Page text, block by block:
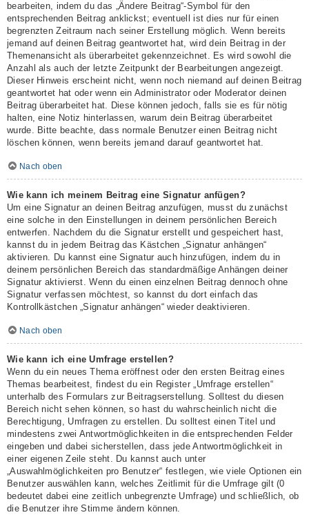
bearbeiten, indem du das „Ändere Beitrag“-Symbol für den
entsprechenden Beitrag anklickst; eventuell ist dies nur für einen
begrenzten Zeitraum nach seiner Erstellung möglich. Wenn bereits
jemand auf deinen Beitrag geantwortet hat, wird dein Beitrag in der
Themenansicht als überarbeitet gekennzeichnet. Es wird sowohl die
Anzahl als auch der letzte Zeitpunkt der Bearbeitungen angezeigt.
Dieser Hinweis erscheint nicht, wenn noch niemand auf deinen Beitrag
geantwortet hat oder wenn ein Administrator oder Moderator deinen
Beitrag überarbeitet hat. Diese können jedoch, falls sie es für nötig
halten, eine Notiz hinterlassen, warum dein Beitrag überarbeitet
wurde. Bitte beachte, dass normale Benutzer einen Beitrag nicht
löschen können, wenn bereits jemand darauf geantwortet hat.
Nach oben
Wie kann ich meinem Beitrag eine Signatur anfügen?
Um eine Signatur an deinen Beitrag anzufügen, musst du zunächst
eine solche in den Einstellungen in deinem persönlichen Bereich
entwerfen. Nachdem du die Signatur erstellt und gespeichert hast,
kannst du in jedem Beitrag das Kästchen „Signatur anhängen“
aktivieren. Du kannst eine Signatur auch hinzufügen, indem du in
deinem persönlichen Bereich das standardmäßige Anhängen deiner
Signatur aktivierst. Wenn du einen einzelnen Beitrag dennoch ohne
Signatur verfassen möchtest, so kannst du dort einfach das
Kontrollkästchen „Signatur anhängen“ wieder deaktivieren.
Nach oben
Wie kann ich eine Umfrage erstellen?
Wenn du ein neues Thema eröffnest oder den ersten Beitrag eines
Themas bearbeitest, findest du ein Register „Umfrage erstellen“
unterhalb des Formulars zur Beitragserstellung. Solltest du diesen
Bereich nicht sehen können, so hast du wahrscheinlich nicht die
Berechtigung, Umfragen zu erstellen. Du solltest einen Titel und
mindestens zwei Antwortmöglichkeiten in die entsprechenden Felder
eingeben und dabei sicherstellen, dass jede Antwortmöglichkeit in
einer eigenen Zeile steht. Du kannst auch unter
„Auswahlmöglichkeiten pro Benutzer“ festlegen, wie viele Optionen ein
Benutzer auswählen kann, welches Zeitlimit für die Umfrage gilt (0
bedeutet dabei eine zeitlich unbegrenzte Umfrage) und schließlich, ob
die Benutzer ihre Stimme ändern können.